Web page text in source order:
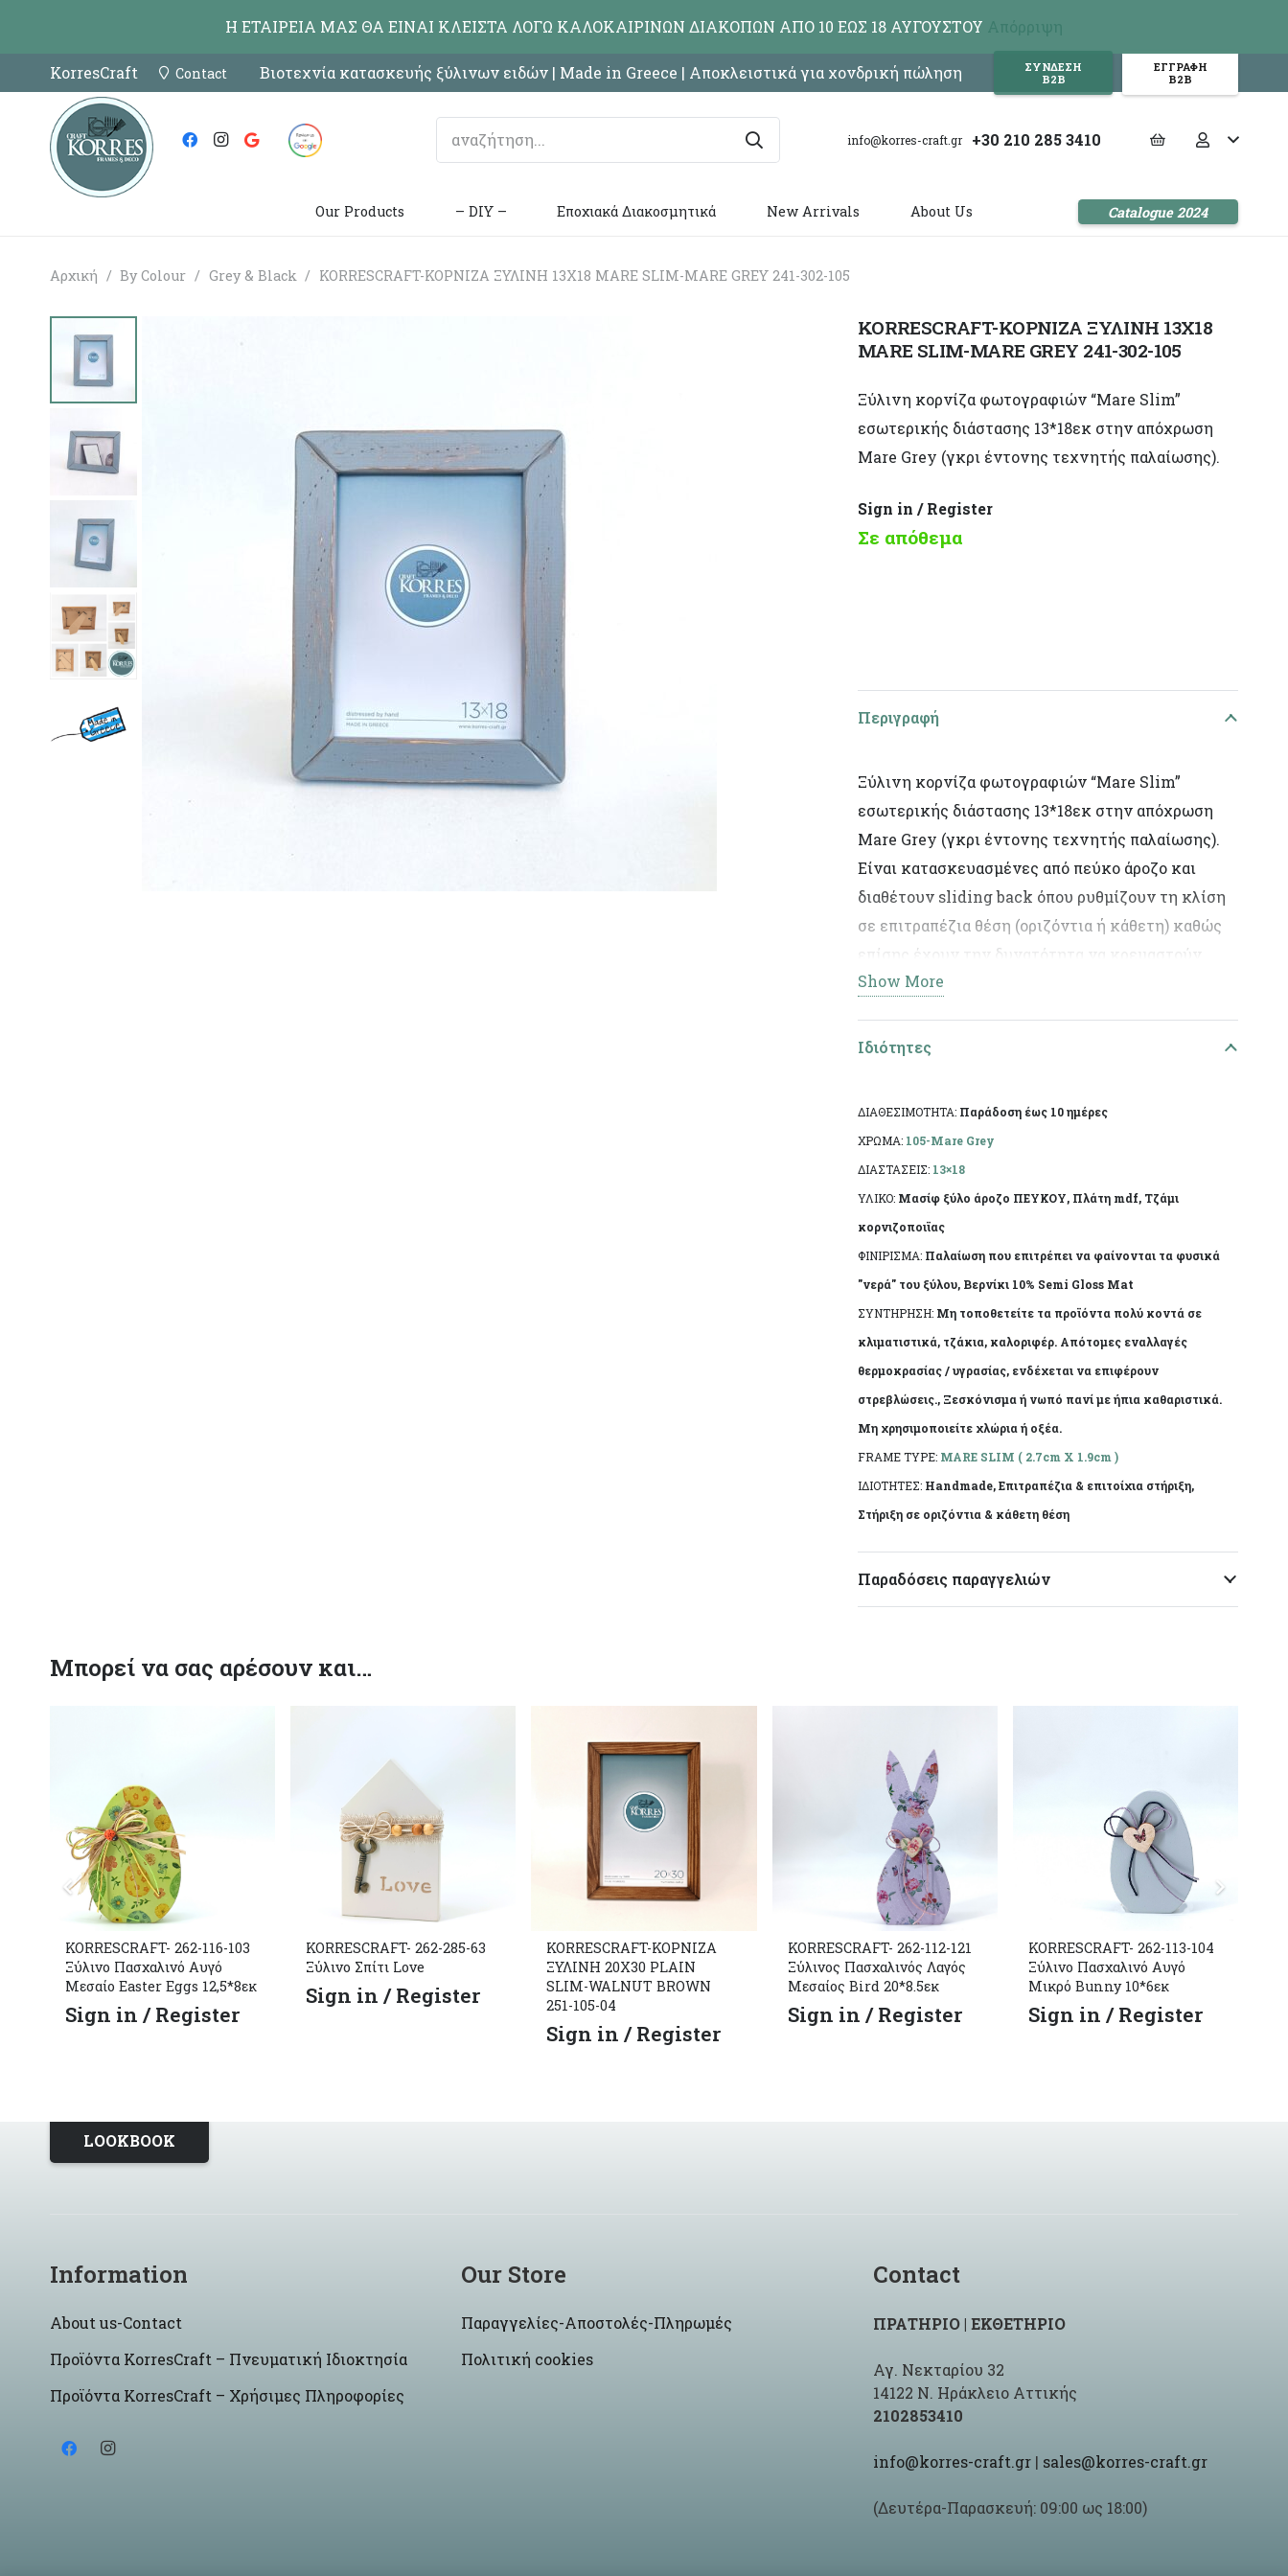
KorresCraft Contact Βιοτεχνία κατασκευής ξύλινων ειδών | Made in Greece | Αποκλειστικά για χονδρική πώληση
ΣΥΝΔΕΣΗ
Β2Β
ΕΓΓΡΑΦΗ
Β2Β
info@korres-craft.gr +30 210 285 3410
Our Products – DIY – Εποχιακά Διακοσμητικά New Arrivals About Us Catalogue 2024
Αρχική / By Colour / Grey & Black / KORRESCRAFT-ΚΟΡΝΙΖΑ ΞΥΛΙΝΗ 13X18 MARE SLIM-MARE GREY 241-302-105
KORRESCRAFT-ΚΟΡΝΙΖΑ ΞΥΛΙΝΗ 13X18
MARE SLIM-MARE GREY 241-302-105
Ξύλινη κορνίζα φωτογραφιών “Mare Slim”
εσωτερικής διάστασης 13*18εκ στην απόχρωση
Mare Grey (γκρι έντονης τεχνητής παλαίωσης).
Sign in / Register
Σε απόθεμα
Περιγραφή
Ξύλινη κορνίζα φωτογραφιών “Mare Slim”
εσωτερικής διάστασης 13*18εκ στην απόχρωση
Mare Grey (γκρι έντονης τεχνητής παλαίωσης).
Είναι κατασκευασμένες από πεύκο άροζο και
διαθέτουν sliding back όπου ρυθμίζουν τη κλίση
σε επιτραπέζια θέση (οριζόντια ή κάθετη) καθώς
επίσης έχουν την δυνατότητα να κρεμαστούν
στον τοίχο. Χαρακτηριστικό των κορνιζών Mare
“χτυπήματα” σε όλη την επιφάνεια. Ελληνικής
Show More
Ιδιότητες
ΔΙΑΘΕΣΙΜΟΤΗΤΑ: Παράδοση έως 10 ημέρες
ΧΡΩΜΑ: 105-Mare Grey
ΔΙΑΣΤΑΣΕΙΣ: 13×18
ΥΛΙΚΟ: Μασίφ ξύλο άροζο ΠΕΥΚΟΥ, Πλάτη mdf, Τζάμι
κορνιζοποιϊας
ΦΙΝΙΡΙΣΜΑ: Παλαίωση που επιτρέπει να φαίνονται τα φυσικά
"νερά" του ξύλου, Βερνίκι 10% Semi Gloss Mat
ΣΥΝΤΗΡΗΣΗ: Μη τοποθετείτε τα προϊόντα πολύ κοντά σε
κλιματιστικά, τζάκια, καλοριφέρ. Απότομες εναλλαγές
θερμοκρασίας / υγρασίας, ενδέχεται να επιφέρουν
στρεβλώσεις., Ξεσκόνισμα ή νωπό πανί με ήπια καθαριστικά.
Μη χρησιμοποιείτε χλώρια ή οξέα.
FRAME TYPE: MARE SLIM ( 2.7cm X 1.9cm )
ΙΔΙΟΤΗΤΕΣ: Handmade, Επιτραπέζια & επιτοίχια στήριξη,
Στήριξη σε οριζόντια & κάθετη θέση
Παραδόσεις παραγγελιών
Μπορεί να σας αρέσουν και…
KORRESCRAFT- 262-116-103
Ξύλινο Πασχαλινό Αυγό
Μεσαίο Easter Eggs 12,5*8εκ
Sign in / Register
KORRESCRAFT- 262-285-63
Ξύλινo Σπίτι Love
Sign in / Register
KORRESCRAFT-ΚΟΡΝΙΖΑ
ΞΥΛΙΝΗ 20X30 PLAIN
SLIM-WALNUT BROWN
251-105-04
Sign in / Register
KORRESCRAFT- 262-112-121
Ξύλινος Πασχαλινός Λαγός
Μεσαίος Bird 20*8.5εκ
Sign in / Register
KORRESCRAFT- 262-113-104
Ξύλινο Πασχαλινό Αυγό
Μικρό Bunny 10*6εκ
Sign in / Register
LOOKBOOK
Information
About us-Contact
Προϊόντα KorresCraft – Πνευματική Ιδιοκτησία
Προϊόντα KorresCraft – Χρήσιμες Πληροφορίες
Our Store
Παραγγελίες-Αποστολές-Πληρωμές
Πολιτική cookies
Contact
ΠΡΑΤΗΡΙΟ | ΕΚΘΕΤΗΡΙΟ
Αγ. Νεκταρίου 32
14122 Ν. Ηράκλειο Αττικής
2102853410
info@korres-craft.gr| sales@korres-craft.gr
(Δευτέρα-Παρασκευή: 09:00 ως 18:00)
Η ΕΤΑΙΡΕΙΑ ΜΑΣ ΘΑ ΕΙΝΑΙ ΚΛΕΙΣΤΑ ΛΟΓΩ ΚΑΛΟΚΑΙΡΙΝΩΝ ΔΙΑΚΟΠΩΝ ΑΠΟ 10 ΕΩΣ 18 ΑΥΓΟΥΣΤΟΥ Απόρριψη